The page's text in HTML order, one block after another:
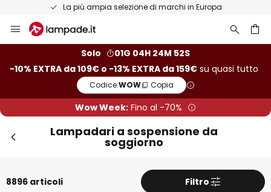
Resi entro 50 giorni
Salta
al
Solo
01G 04H 24M 50S
-10% EXTRA da 109€ o -13% EXTRA da 159€ su quasi tutto
Codice:WOW Copia
Wow Week: Fino al -70%
Lampadari a sospensione da
soggiorno
8896 articoli Filtro